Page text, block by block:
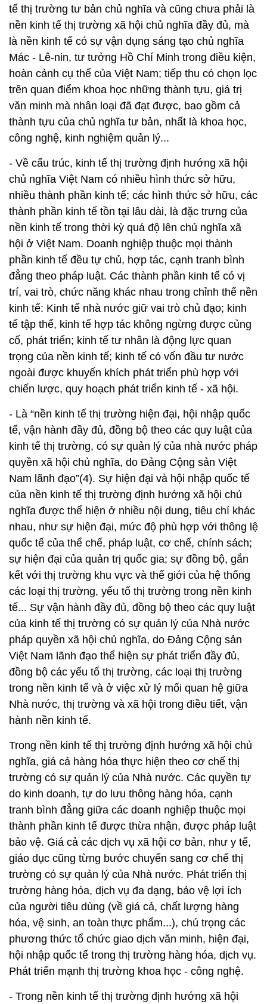
tế thị trường tư bản chủ nghĩa và cũng chưa phải là
nền kinh tế thị trường xã hội chủ nghĩa đầy đủ, mà
là nền kinh tế có sự vận dụng sáng tạo chủ nghĩa
Mác - Lê-nin, tư tưởng Hồ Chí Minh trong điều kiện,
hoàn cảnh cụ thể của Việt Nam; tiếp thu có chọn lọc
trên quan điểm khoa học những thành tựu, giá trị
văn minh mà nhân loại đã đạt được, bao gồm cả
thành tựu của chủ nghĩa tư bản, nhất là khoa học,
công nghệ, kinh nghiệm quản lý...
- Về cấu trúc, kinh tế thị trường định hướng xã hội
chủ nghĩa Việt Nam có nhiều hình thức sở hữu,
nhiều thành phần kinh tế; các hình thức sở hữu, các
thành phần kinh tế tồn tại lâu dài, là đặc trưng của
nền kinh tế trong thời kỳ quá độ lên chủ nghĩa xã
hội ở Việt Nam. Doanh nghiệp thuộc mọi thành
phần kinh tế đều tự chủ, hợp tác, cạnh tranh bình
đẳng theo pháp luật. Các thành phần kinh tế có vị
trí, vai trò, chức năng khác nhau trong chỉnh thể nền
kinh tế: Kinh tế nhà nước giữ vai trò chủ đạo; kinh
tế tập thể, kinh tế hợp tác không ngừng được củng
cố, phát triển; kinh tế tư nhân là động lực quan
trọng của nền kinh tế; kinh tế có vốn đầu tư nước
ngoài được khuyến khích phát triển phù hợp với
chiến lược, quy hoạch phát triển kinh tế - xã hội.
- Là “nền kinh tế thị trường hiện đại, hội nhập quốc
tế, vận hành đầy đủ, đồng bộ theo các quy luật của
kinh tế thị trường, có sự quản lý của nhà nước pháp
quyền xã hội chủ nghĩa, do Đảng Cộng sản Việt
Nam lãnh đạo”(4). Sự hiện đại và hội nhập quốc tế
của nền kinh tế thị trường định hướng xã hội chủ
nghĩa được thể hiện ở nhiều nội dung, tiêu chí khác
nhau, như sự hiện đại, mức độ phù hợp với thông lệ
quốc tế của thể chế, pháp luật, cơ chế, chính sách;
sự hiện đại của quản trị quốc gia; sự đồng bộ, gắn
kết với thị trường khu vực và thế giới của hệ thống
các loại thị trường, yếu tố thị trường trong nền kinh
tế... Sự vận hành đầy đủ, đồng bộ theo các quy luật
của kinh tế thị trường có sự quản lý của Nhà nước
pháp quyền xã hội chủ nghĩa, do Đảng Cộng sản
Việt Nam lãnh đạo thể hiện sự phát triển đầy đủ,
đồng bộ các yếu tố thị trường, các loại thị trường
trong nền kinh tế và ở việc xử lý mối quan hệ giữa
Nhà nước, thị trường và xã hội trong điều tiết, vận
hành nền kinh tế.
Trong nền kinh tế thị trường định hướng xã hội chủ
nghĩa, giá cả hàng hóa thực hiện theo cơ chế thị
trường có sự quản lý của Nhà nước. Các quyền tự
do kinh doanh, tự do lưu thông hàng hóa, cạnh
tranh bình đẳng giữa các doanh nghiệp thuộc mọi
thành phần kinh tế được thừa nhận, được pháp luật
bảo vệ. Giá cả các dịch vụ xã hội cơ bản, như y tế,
giáo dục cũng từng bước chuyển sang cơ chế thị
trường có sự quản lý của Nhà nước. Phát triển thị
trường hàng hóa, dịch vụ đa dạng, bảo vệ lợi ích
của người tiêu dùng (về giá cả, chất lượng hàng
hóa, vệ sinh, an toàn thực phẩm...), chú trọng các
phương thức tổ chức giao dịch văn minh, hiện đại,
hội nhập quốc tế trong thị trường hàng hóa, dịch vụ.
Phát triển mạnh thị trường khoa học - công nghệ.
- Trong nền kinh tế thị trường định hướng xã hội